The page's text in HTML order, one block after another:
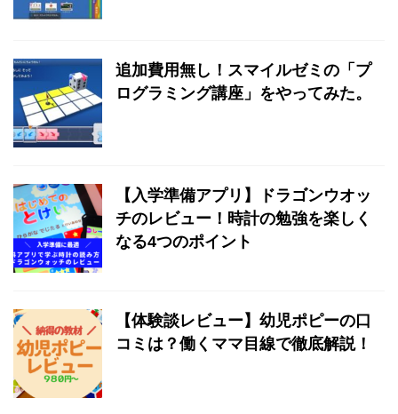
追加費用無し！スマイルゼミの「プ
ログラミング講座」をやってみた。
【入学準備アプリ】ドラゴンウオッ
チのレビュー！時計の勉強を楽しく
なる4つのポイント
【体験談レビュー】幼児ポピーの口
コミは？働くママ目線で徹底解説！